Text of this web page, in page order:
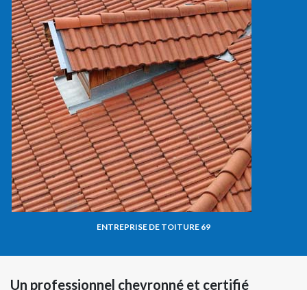
ENTREPRISE DE TOITURE 69
Un professionnel chevronné et certifié